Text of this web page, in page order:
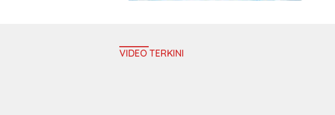
VIDEO TERKINI